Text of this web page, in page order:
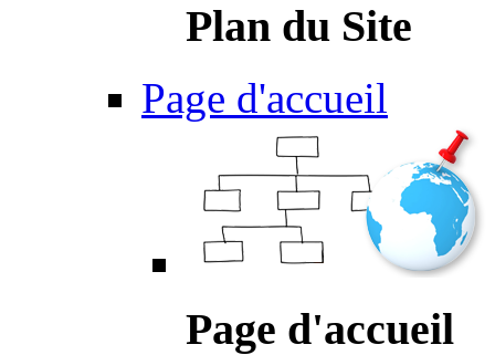
Plan du Site
Page d'accueil
Page d'accueil